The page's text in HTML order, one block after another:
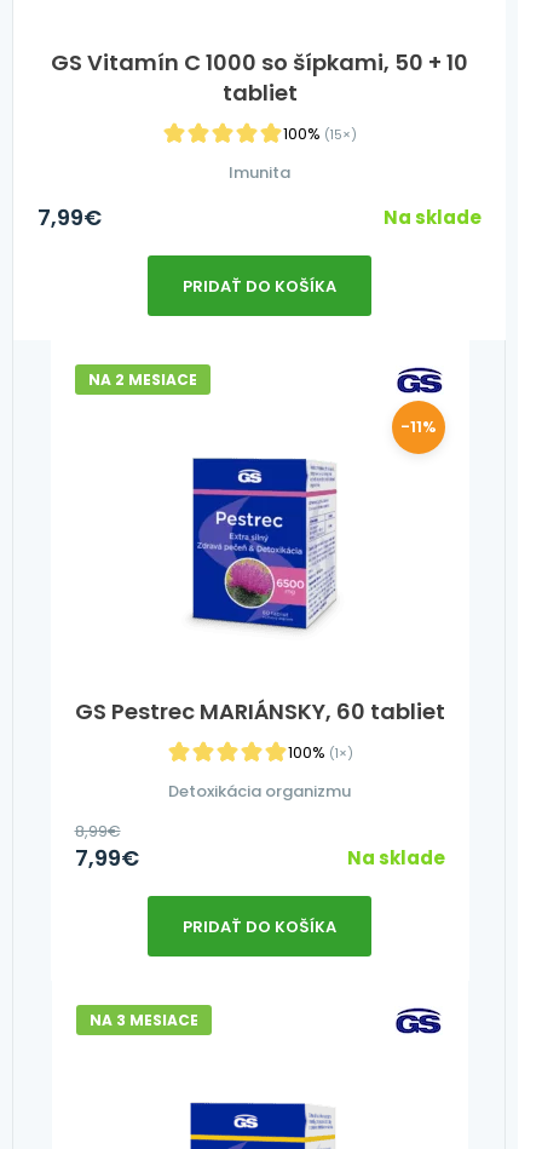
GS Vitamín C 1000 so šípkami, 50 + 10
tabliet
100% (15×)
Imunita
7,99€ Na sklade
PRIDAŤ DO KOŠÍKA
GS Pestrec MARIÁNSKY, 60 tabliet
100% (1×)
NA 2 MESIACE
Detoxikácia organizmu
-11%
8,99€
7,99€ Na sklade
PRIDAŤ DO KOŠÍKA
NA 3 MESIACE